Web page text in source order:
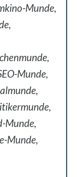
Munde,
Munde,
Munde,
Munde,